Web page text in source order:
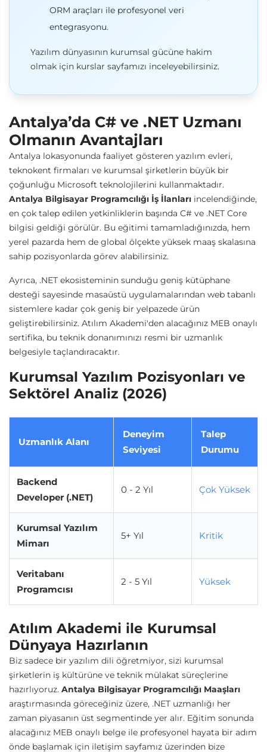
ORM araçları ile profesyonel veri
entegrasyonu.
Yazılım dünyasının kurumsal gücüne hakim
olmak için kurslar sayfamızı inceleyebilirsiniz.
Antalya’da C# ve .NET Uzmanı
Olmanın Avantajları
Antalya lokasyonunda faaliyet gösteren yazılım evleri,
teknokent firmaları ve kurumsal şirketlerin büyük bir
çoğunluğu Microsoft teknolojilerini kullanmaktadır.
Antalya Bilgisayar Programcılığı İş İlanları incelendiğinde,
en çok talep edilen yetkinliklerin başında C# ve .NET Core
bilgisi geldiği görülür. Bu eğitimi tamamladığınızda, hem
yerel pazarda hem de global ölçekte yüksek maaş skalasına
sahip pozisyonlarda görev alabilirsiniz.
Ayrıca, .NET ekosisteminin sunduğu geniş kütüphane
desteği sayesinde masaüstü uygulamalarından web tabanlı
sistemlere kadar çok geniş bir yelpazede ürün
geliştirebilirsiniz. Atılım Akademi'den alacağınız MEB onaylı
sertifika, bu teknik donanımınızı resmi bir uzmanlık
belgesiyle taçlandıracaktır.
Kurumsal Yazılım Pozisyonları ve
Sektörel Analiz (2026)
Uzmanlık Alanı
Deneyim
Seviyesi
Talep
Durumu
Backend
Developer (.NET)
0 - 2 Yıl Çok Yüksek
Kurumsal Yazılım
Mimarı
5+ Yıl Kritik
Veritabanı
Programcısı
2 - 5 Yıl Yüksek
Atılım Akademi ile Kurumsal
Dünyaya Hazırlanın
Biz sadece bir yazılım dili öğretmiyor, sizi kurumsal
şirketlerin iş kültürüne ve teknik mülakat süreçlerine
hazırlıyoruz. Antalya Bilgisayar Programcılığı Maaşları
araştırmasında göreceğiniz üzere, .NET uzmanlığı her
zaman piyasanın üst segmentinde yer alır. Eğitim sonunda
alacağınız MEB onaylı belge ile profesyonel hayata bir adım
önde başlamak için iletişim sayfamız üzerinden bize